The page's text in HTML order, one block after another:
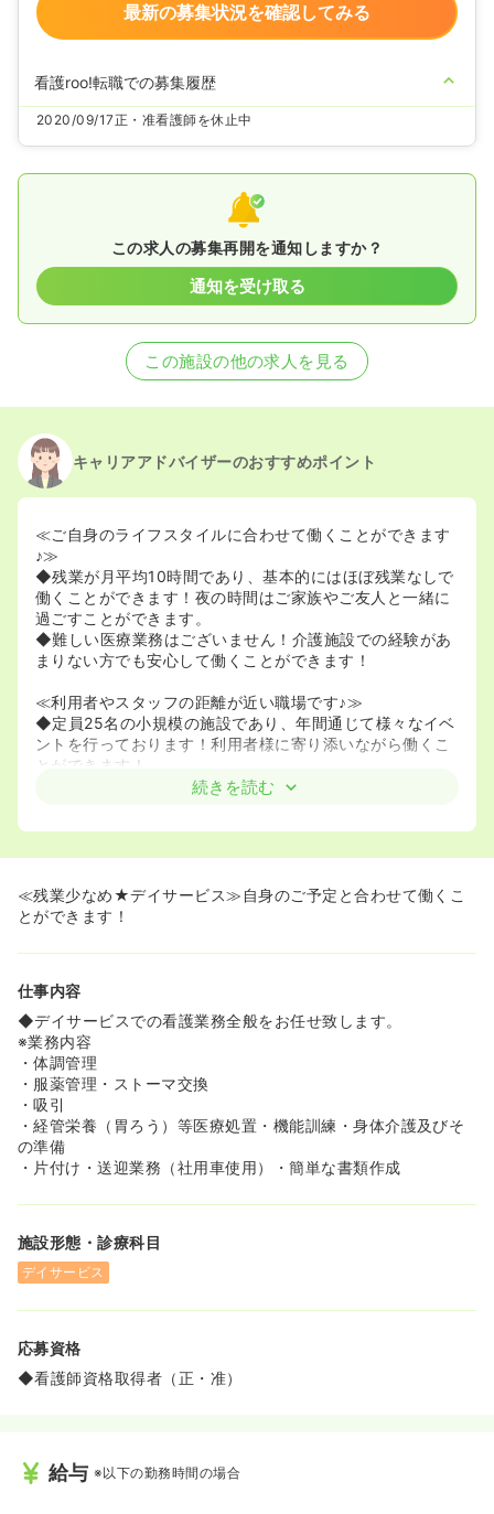
最新の募集状況を確認してみる
看護roo!転職での募集履歴
2020/09/17正・准看護師を休止中
この求人の募集再開を通知しますか？
通知を受け取る
この施設の他の求人を見る
キャリアアドバイザーのおすすめポイント
≪ご自身のライフスタイルに合わせて働くことができます
♪≫
◆残業が月平均10時間であり、基本的にはほぼ残業なしで
働くことができます！夜の時間はご家族やご友人と一緒に
過ごすことができます。
◆難しい医療業務はございません！介護施設での経験があ
まりない方でも安心して働くことができます！
≪利用者やスタッフの距離が近い職場です♪≫
◆定員25名の小規模の施設であり、年間通じて様々なイベ
ントを行っております！利用者様に寄り添いながら働くこ
とができます！
続きを読む
≪残業少なめ★デイサービス≫自身のご予定と合わせて働くこ
とができます！
仕事内容
◆デイサービスでの看護業務全般をお任せ致します。
※業務内容
・体調管理
・服薬管理・ストーマ交換
・吸引
・経管栄養（胃ろう）等医療処置・機能訓練・身体介護及びそ
の準備
・片付け・送迎業務（社用車使用）・簡単な書類作成
施設形態・診療科目
デイサービス
応募資格
◆看護師資格取得者（正・准）
給与 ※以下の勤務時間の場合